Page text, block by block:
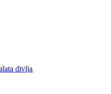
divlja